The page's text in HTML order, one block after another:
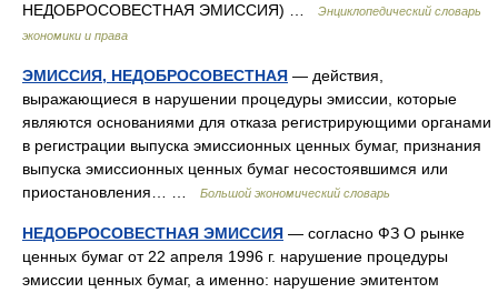
НЕДОБРОСОВЕСТНАЯ ЭМИССИЯ) …
Энциклопедический словарь
экономики и права
ЭМИССИЯ, НЕДОБРОСОВЕСТНАЯ — действия,
выражающиеся в нарушении процедуры эмиссии, которые
являются основаниями для отказа регистрирующими органами
в регистрации выпуска эмиссионных ценных бумаг, признания
выпуска эмиссионных ценных бумаг несостоявшимся или
приостановления… …
Большой экономический словарь
НЕДОБРОСОВЕСТНАЯ ЭМИССИЯ — согласно ФЗ О рынке
ценных бумаг от 22 апреля 1996 г. нарушение процедуры
эмиссии ценных бумаг, а именно: нарушение эмитентом